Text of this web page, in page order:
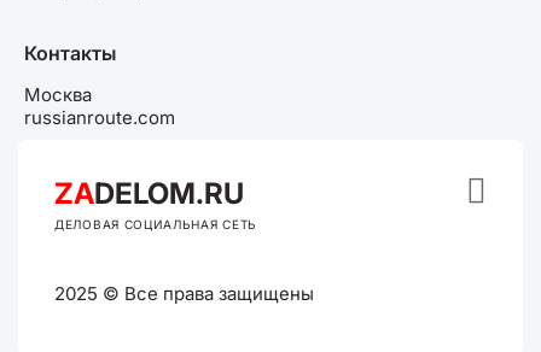
Контакты
Москва
russianroute.com
ZADELOM.RU
ДЕЛОВАЯ СОЦИАЛЬНАЯ СЕТЬ
2025 © Все права защищены
